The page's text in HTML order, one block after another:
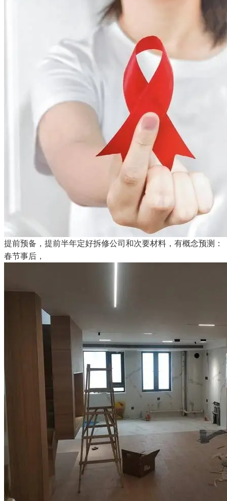
提前预备，提前半年定好拆修公司和次要材料，有概念预测：
春节事后，